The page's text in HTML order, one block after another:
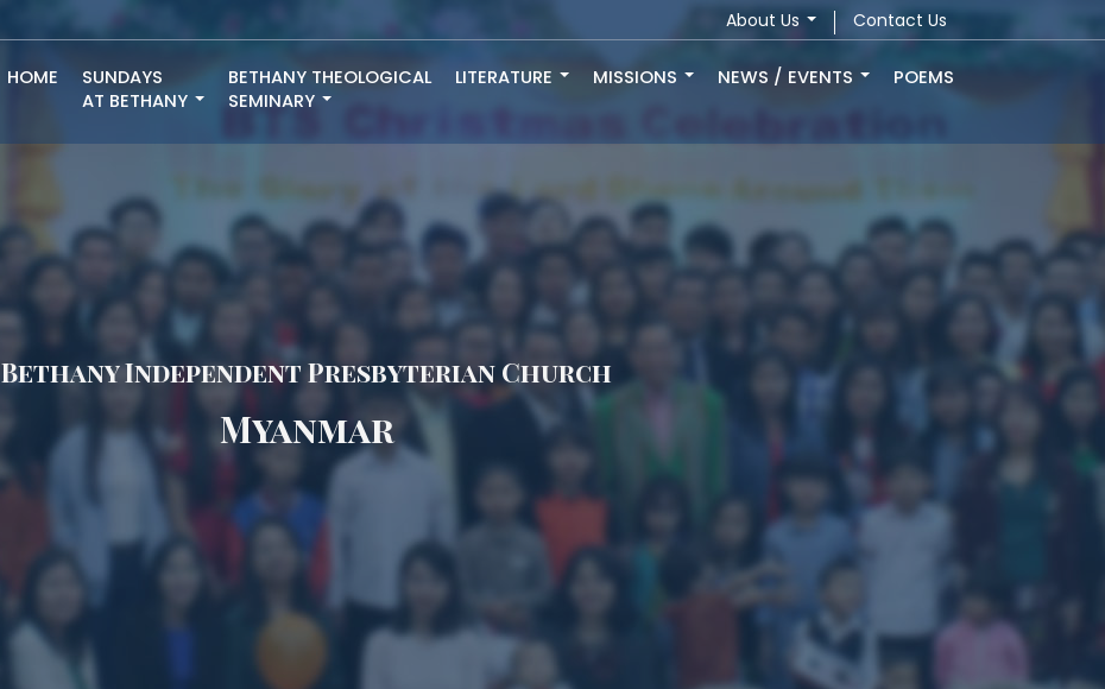
About Us Contact Us
HOME
SUNDAYS
AT BETHANY
BETHANY THEOLOGICAL
SEMINARY
LITERATURE MISSIONS NEWS / EVENTS POEMS
Bethany Independent Presbyterian Church
Myanmar